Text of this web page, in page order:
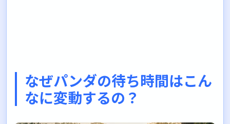
なぜパンダの待ち時間はこん
なに変動するの？